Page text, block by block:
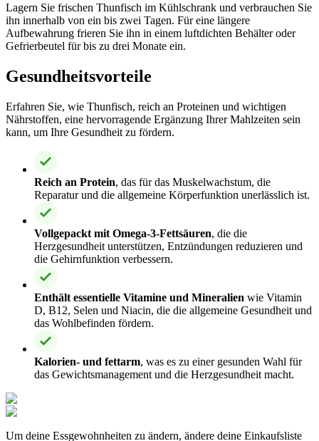
Lagern Sie frischen Thunfisch im Kühlschrank und verbrauchen Sie
ihn innerhalb von ein bis zwei Tagen. Für eine längere
Aufbewahrung frieren Sie ihn in einem luftdichten Behälter oder
Gefrierbeutel für bis zu drei Monate ein.
Gesundheitsvorteile
Erfahren Sie, wie Thunfisch, reich an Proteinen und wichtigen
Nährstoffen, eine hervorragende Ergänzung Ihrer Mahlzeiten sein
kann, um Ihre Gesundheit zu fördern.
Reich an Protein, das für das Muskelwachstum, die
Reparatur und die allgemeine Körperfunktion unerlässlich ist.
Vollgepackt mit Omega-3-Fettsäuren, die die
Herzgesundheit unterstützen, Entzündungen reduzieren und
die Gehirnfunktion verbessern.
Enthält essentielle Vitamine und Mineralien wie Vitamin
D, B12, Selen und Niacin, die die allgemeine Gesundheit und
das Wohlbefinden fördern.
Kalorien- und fettarm, was es zu einer gesunden Wahl für
das Gewichtsmanagement und die Herzgesundheit macht.
Um deine Essgewohnheiten zu ändern, ändere deine Einkaufsliste